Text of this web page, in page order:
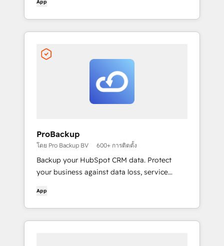
App
ProBackup
โดย Pro Backup BV 600+ การติดตั้ง
Backup your HubSpot CRM data. Protect
your business against data loss, service
App